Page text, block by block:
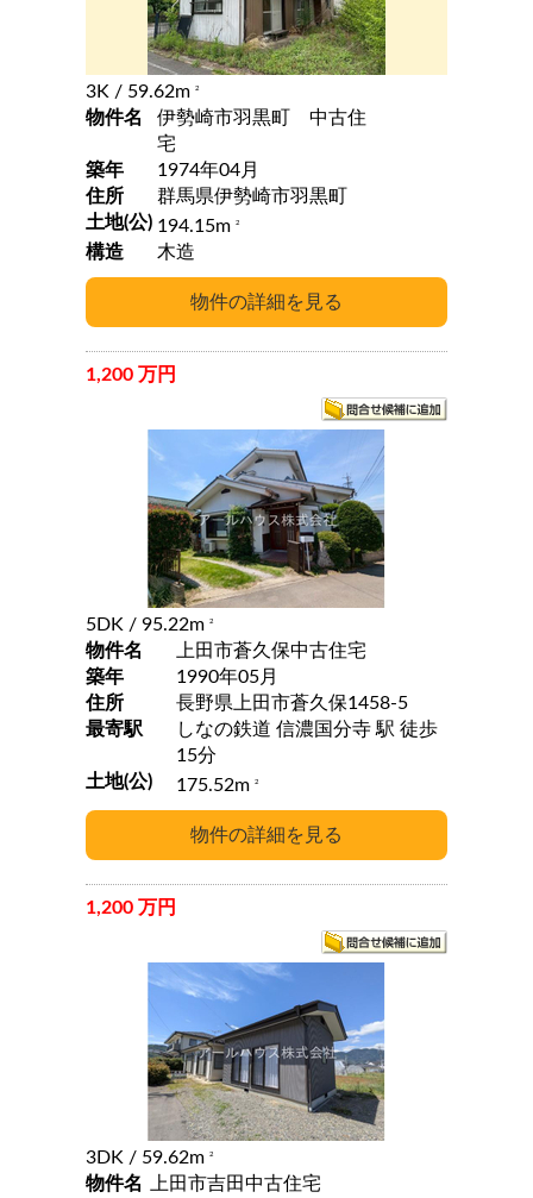
3K / 59.62m 2
物件名
伊勢崎市羽黒町 中古住
宅
築年
1974年04月
住所
群馬県伊勢崎市羽黒町
土地(公) 194.15m 2
構造 木造
1,200 万円
5DK / 95.22m 2
物件名
上田市蒼久保中古住宅
築年
1990年05月
住所
長野県上田市蒼久保1458-5
最寄駅
しなの鉄道 信濃国分寺 駅 徒歩
15分
土地(公)
175.52m 2
1,200 万円
3DK / 59.62m 2
物件名
上田市吉田中古住宅